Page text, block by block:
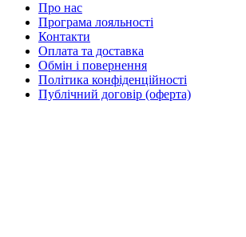
Про нас
Програма лояльності
Контакти
Оплата та доставка
Обмін і повернення
Політика конфіденційності
Публічний договір (оферта)